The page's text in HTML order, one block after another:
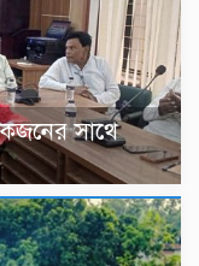
সাথে